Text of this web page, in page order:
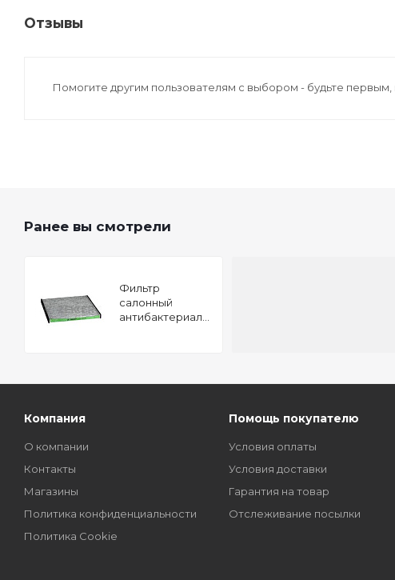
Отзывы
Помогите другим пользователям с выбором - будьте
Ранее вы смотрели
Фильтр
салонный
антибактериальный
Компания
О компании
Контакты
Магазины
Политика конфиденциальности
Политика Cookie
Помощь покупателю
Условия оплаты
Условия доставки
Гарантия на товар
Отслеживание посылки